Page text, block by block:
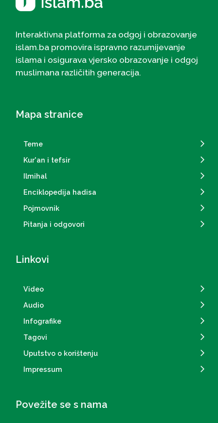
Interaktivna platforma za odgoj i obrazovanje
islam.ba promovira ispravno razumijevanje
islama i osigurava vjersko obrazovanje i odgoj
muslimana različitih generacija.
Mapa stranice
Teme
Kur'an i tefsir
Ilmihal
Enciklopedija hadisa
Pojmovnik
Pitanja i odgovori
Linkovi
Video
Audio
Infografike
Tagovi
Uputstvo o korištenju
Impressum
Povežite se s nama